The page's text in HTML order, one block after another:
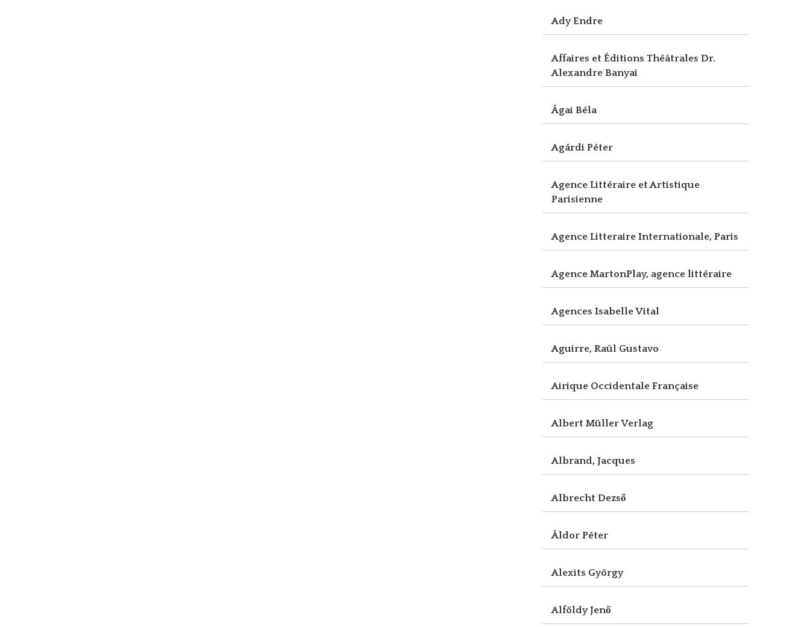
Ady Endre
Affaires et Éditions Théâtrales Dr.
Alexandre Banyai
Ágai Béla
Agárdi Péter
Agence Littéraire et Artistique
Parisienne
Agence Litteraire Internationale, Paris
Agence MartonPlay, agence littéraire
Agences Isabelle Vital
Aguirre, Raúl Gustavo
Airique Occidentale Française
Albert Müller Verlag
Albrand, Jacques
Albrecht Dezső
Áldor Péter
Alexits György
Alföldy Jenő